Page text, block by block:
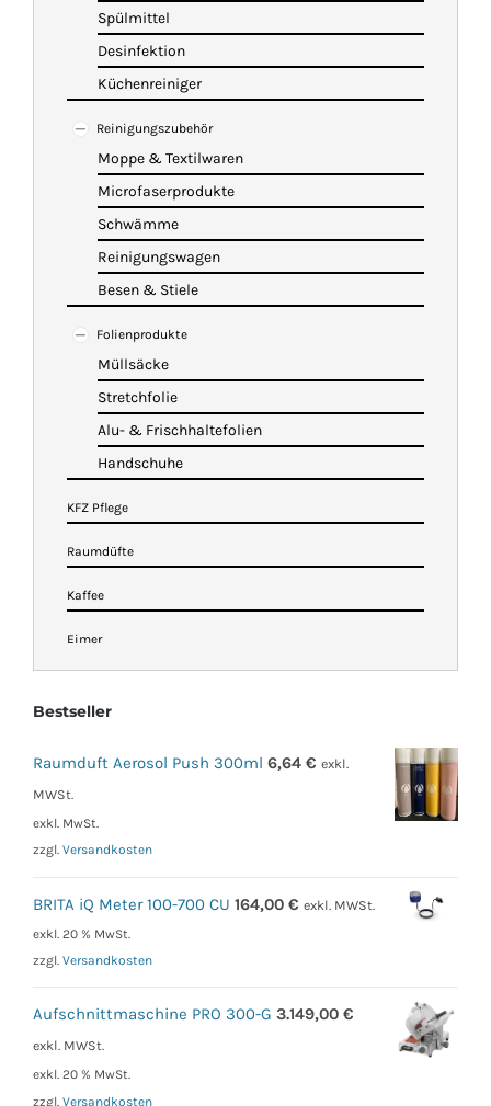
Spülmittel
Desinfektion
Küchenreiniger
Reinigungszubehör
Moppe & Textilwaren
Microfaserprodukte
Schwämme
Reinigungswagen
Besen & Stiele
Folienprodukte
Müllsäcke
Stretchfolie
Alu- & Frischhaltefolien
Handschuhe
KFZ Pflege
Raumdüfte
Kaffee
Eimer
Bestseller
Raumduft Aerosol Push 300ml 6,64 € exkl.
MWSt.
exkl. MwSt.
zzgl. Versandkosten
BRITA iQ Meter 100-700 CU 164,00 € exkl. MWSt.
exkl. 20 % MwSt.
zzgl. Versandkosten
Aufschnittmaschine PRO 300-G 3.149,00 €
exkl. MWSt.
exkl. 20 % MwSt.
zzgl. Versandkosten